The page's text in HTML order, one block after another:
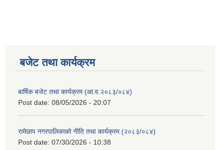
बजेट तथा कार्यक्रम
बार्षिक बजेट तथा कार्यक्रम (आ.व.२०८३/०८४)
Post date: 08/05/2026 - 20:07
रामेछाप नगरपालिकाको नीति तथा कार्यक्रम (२०८३/०८४)
Post date: 07/30/2026 - 10:38